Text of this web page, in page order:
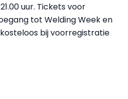
uur. Tickets voor
tot Welding Week en
bij voorregistratie